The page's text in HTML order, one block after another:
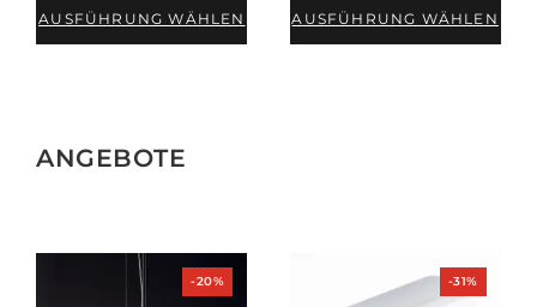
AUSFÜHRUNG WÄHLEN AUSFÜHRUNG WÄHLEN
ANGEBOTE
-20%Produkt
im
-31%Produkt
im